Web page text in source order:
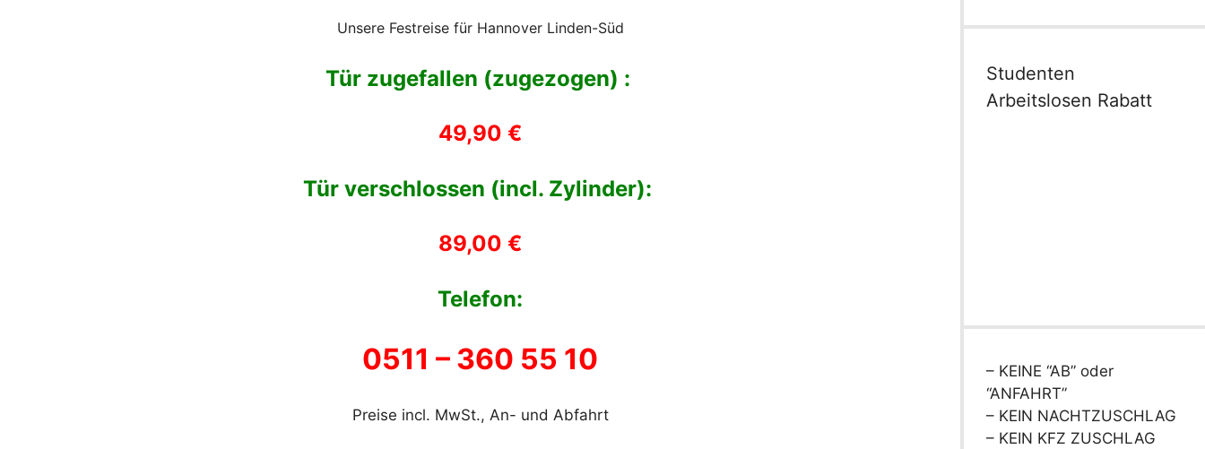
Unsere Festreise für Hannover Linden-Süd
Tür zugefallen (zugezogen) :
49,90 €
Tür verschlossen (incl. Zylinder):
89,00 €
Telefon:
0511 – 360 55 10
Preise incl. MwSt., An- und Abfahrt
Studenten
Arbeitslosen Rabatt
– KEINE “AB” oder
“ANFAHRT”
– KEIN NACHTZUSCHLAG
– KEIN KFZ ZUSCHLAG